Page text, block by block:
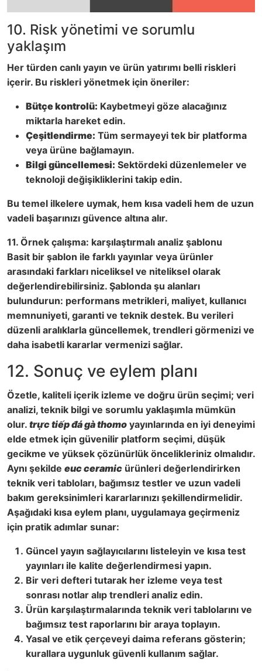
10. Risk yönetimi ve sorumlu
yaklaşım
Her türden canlı yayın ve ürün yatırımı belli riskleri
içerir. Bu riskleri yönetmek için öneriler:
Bütçe kontrolü: Kaybetmeyi göze alacağınız
miktarla hareket edin.
Çeşitlendirme: Tüm sermayeyi tek bir platforma
veya ürüne bağlamayın.
Bilgi güncellemesi: Sektördeki düzenlemeler ve
teknoloji değişikliklerini takip edin.
Bu temel ilkelere uymak, hem kısa vadeli hem de uzun
vadeli başarınızı güvence altına alır.
11. Örnek çalışma: karşılaştırmalı analiz şablonu
Basit bir şablon ile farklı yayınlar veya ürünler
arasındaki farkları niceliksel ve niteliksel olarak
değerlendirebilirsiniz. Şablonda şu alanları
bulundurun: performans metrikleri, maliyet, kullanıcı
memnuniyeti, garanti ve teknik destek. Bu verileri
düzenli aralıklarla güncellemek, trendleri görmenizi ve
daha isabetli kararlar vermenizi sağlar.
12. Sonuç ve eylem planı
Özetle, kaliteli içerik izleme ve doğru ürün seçimi; veri
analizi, teknik bilgi ve sorumlu yaklaşımla mümkün
olur. trực tiếp đá gà thomo yayınlarında en iyi deneyimi
elde etmek için güvenilir platform seçimi, düşük
gecikme ve yüksek çözünürlük öncelikleriniz olmalıdır.
Aynı şekilde euc ceramic ürünleri değerlendirirken
teknik veri tabloları, bağımsız testler ve uzun vadeli
bakım gereksinimleri kararlarınızı şekillendirmelidir.
Aşağıdaki kısa eylem planı, uygulamaya geçirmeniz
için pratik adımlar sunar:
Güncel yayın sağlayıcılarını listeleyin ve kısa test
yayınları ile kalite değerlendirmesi yapın.
Bir veri defteri tutarak her izleme veya test
sonrası notlar alıp trendleri analiz edin.
Ürün karşılaştırmalarında teknik veri tablolarını ve
bağımsız test raporlarını bir araya toplayın.
Yasal ve etik çerçeveyi daima referans gösterin;
kurallara uygunluk güvenli kullanım sağlar.